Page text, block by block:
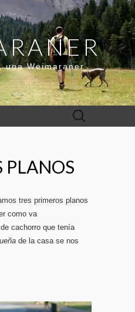
una Weimaraner
Buscar:
PLANOS
tres primeros planos
como va
cachorro que tenía
de la casa se nos